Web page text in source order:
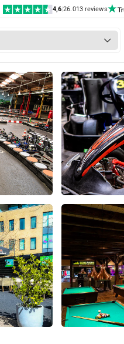
4,6|26.013 reviews